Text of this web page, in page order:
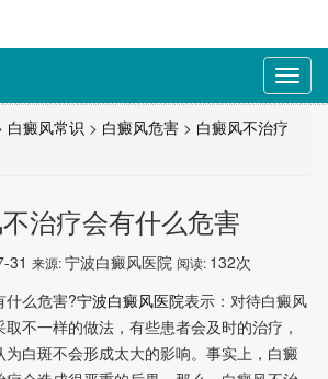
白癜风常识 > 白癜风危害 > 白癜风不治疗
治疗会有什么危害
31 来源:宁波白癜风医院 阅读: 132次
么危害?宁波白癜风医院表示：对待白癜风
不一样的做法，有些患者会及时的治疗，
白斑不会形成太大的影响。事实上，白癜